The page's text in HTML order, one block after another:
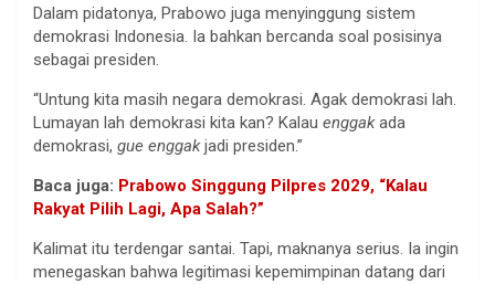
Dalam pidatonya, Prabowo juga menyinggung sistem
demokrasi Indonesia. Ia bahkan bercanda soal posisinya
sebagai presiden.
“Untung kita masih negara demokrasi. Agak demokrasi lah.
Lumayan lah demokrasi kita kan? Kalau enggakada
demokrasi, gue enggakjadi presiden.”
Baca juga: Prabowo Singgung Pilpres 2029, “Kalau
Rakyat Pilih Lagi, Apa Salah?”
Kalimat itu terdengar santai. Tapi, maknanya serius. Ia ingin
menegaskan bahwa legitimasi kepemimpinan datang dari